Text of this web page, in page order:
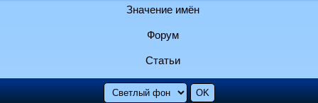
Значение имён
Форум
Статьи